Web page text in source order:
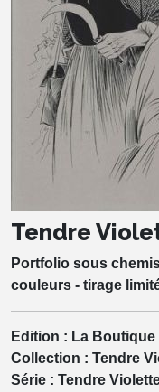
Tendre
Portfolio sous
couleurs - tirage
Edition : La
Collection : Tendre
Série : Tendre